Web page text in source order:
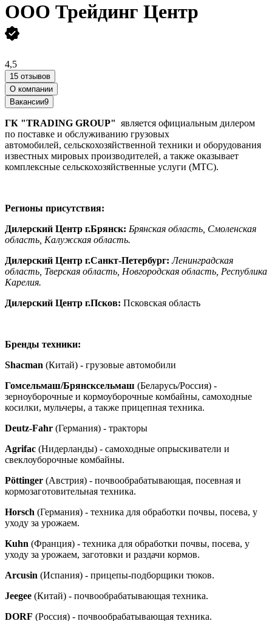
ООО Трейдинг Центр
4,5
15 отзывов
О компании
Вакансии9
ГК "TRADING GROUP" является официальным дилером
по поставке и обслуживанию грузовых
автомобилей, сельскохозяйственной техники и оборудования
известных мировых производителей, а также оказывает
комплексные сельскохозяйственные услуги (МТС).
Регионы присутствия:
Дилерский Центр г.Брянск: Брянская область, Смоленская
область, Калужская область.
Дилерский Центр г.Санкт-Петербург:Ленинградская
область, Тверская область, Новгородская область , Республика
Карелия.
Дилерский Центр г.Псков: Псковская область
Бренды техники:
Shacman (Китай) - грузовые автомобили
Гомсельмаш/Брянсксельмаш (Беларусь/Россия) -
зерноуборочные и кормоуборочные комбайны, самоходные
косилки, мульчеры, а также прицепная техника.
Deutz-Fahr (Германия) - тракторы
Agrifac (Нидерланды) - самоходные опрыскиватели и
свеклоуборочные комбайны.
Pöttinger (Австрия) - почвообрабатывающая, посевная и
кормозаготовительная техника.
Horsch (Германия) - техника для обработки почвы, посева, у
уходу за урожаем.
Kuhn (Франция) - техника для обработки почвы, посева, у
уходу за урожаем, заготовки и раздачи кормов.
Arcusin (Испания) - прицепы-подборщики тюков.
Jeegee (Китай) - почвообрабатывающая техника.
DORF (Россия) - почвообрабатывающая техника.